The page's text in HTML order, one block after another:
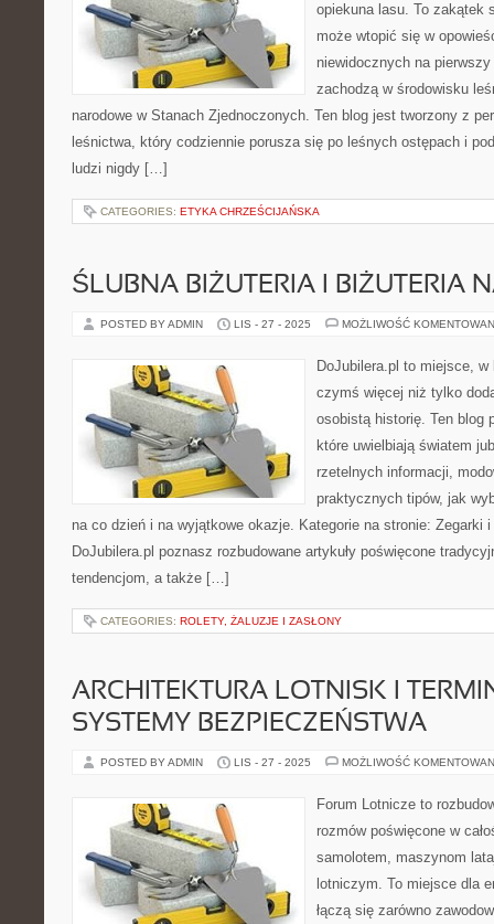
opiekuna lasu. To zakątek
może wtopić się w
niewidocznych na
zachodzą w środowisku
narodowe w Stanach Zjednoczonych. Ten blog jest tworzony z
leśnictwa, który codziennie porusza się po leśnych ostępach i
ludzi nigdy […]
CATEGORIES: ETYKA CHRZEŚCIJAŃSKA
ŚLUBNA BIŻUTERIA I BIŻUTERIA
POSTED BY ADMIN LIS - 27 - 2025 MOŻLIWOŚĆ
DoJubilera.pl to miejsce,
czymś więcej niż tylko
osobistą historię. Ten blog
które uwielbiają światem
rzetelnych informacji,
praktycznych tipów, jak
na co dzień i na wyjątkowe okazje. Kategorie na stronie: Zegarki
DoJubilera.pl poznasz rozbudowane artykuły poświęcone
tendencjom, a także […]
CATEGORIES: ROLETY, ŻALUZJE I ZASŁONY
ARCHITEKTURA LOTNISK I
SYSTEMY BEZPIECZEŃSTWA
POSTED BY ADMIN LIS - 27 - 2025 MOŻLIWOŚĆ
Forum Lotnicze to
rozmów poświęcone w
samolotem, maszynom
lotniczym. To miejsce dla
łączą się zarówno